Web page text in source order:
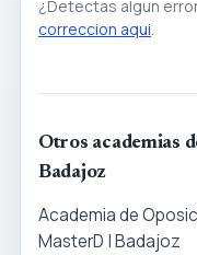
¿Detectas algun
correccion aqui.
Otros academias
Badajoz
Academia de
MasterD | Badajoz